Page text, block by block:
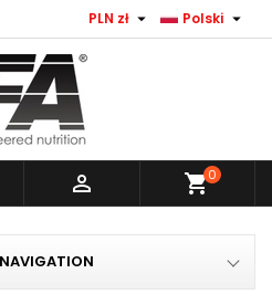
Polski 
PLN zł 
 shopping_cart0